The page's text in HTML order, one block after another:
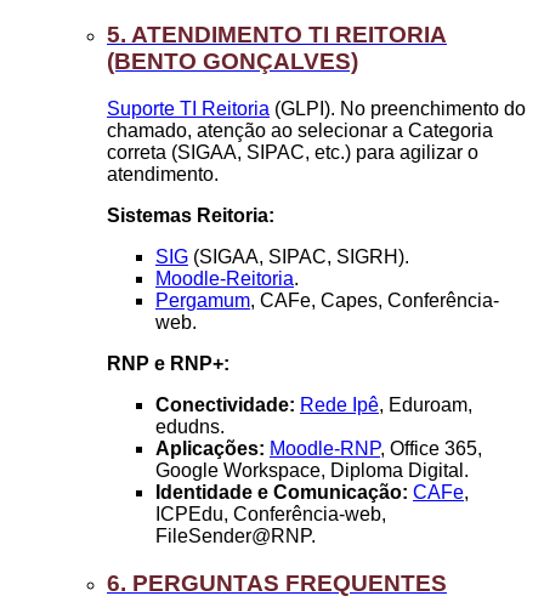
5. ATENDIMENTO TI REITORIA
(BENTO GONÇALVES)
Suporte TI Reitoria (GLPI). No preenchimento do
chamado, atenção ao selecionar a Categoria
correta (SIGAA, SIPAC, etc.) para agilizar o
atendimento.
Sistemas Reitoria:
SIG (SIGAA, SIPAC, SIGRH).
Moodle-Reitoria.
Pergamum, CAFe, Capes, Conferência-
web.
RNP e RNP+:
Conectividade: Rede Ipê, Eduroam,
edudns.
Aplicações: Moodle-RNP, Office 365,
Google Workspace, Diploma Digital.
Identidade e Comunicação: CAFe,
ICPEdu, Conferência-web,
FileSender@RNP.
6. PERGUNTAS FREQUENTES